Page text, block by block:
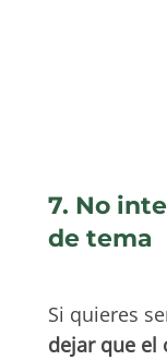
7. No
de tema
Si quieres
dejar que el